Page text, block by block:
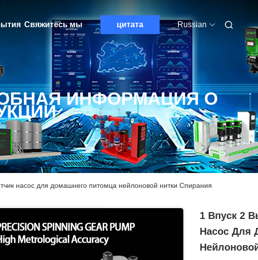
Свяжитесь мы цитата Russian
ИНФОРМАЦИЯ О
насос для домашнего питомца нейлоновой нитки Спирания
1 Впуск 2
Насос Для